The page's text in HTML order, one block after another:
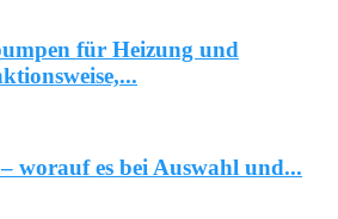
für Heizung und
worauf es bei Auswahl und...